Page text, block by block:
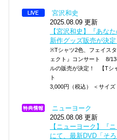
宮沢和史
2025.08.09 更新
【宮沢和史】『あな
新作グッズ販売が決
※Tシャツ2色、フェイス
ェクト』コンサート 8/
ルの販売が決
ト アシ
3,000円（税込） ＜サイ
ニューヨーク
2025.08.08 更新
【ニューヨーク】『
にて、最新DVD「そ